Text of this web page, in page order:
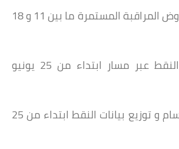
مسك نقط آخر فروض المراقبة المستمرة ما بين 11 و 18
استصدار بيانات النقط عبر مسار ابتداء من 25 يونيو
عقد مجالس الأقسام و توزيع بيانات النقط ابتداء من 25